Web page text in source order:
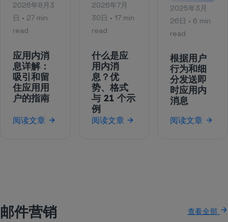
2026年8月3
日 • 27 min
read
应用内消
息详解：
吸引和留
住应用用
户的指南
阅读文章
2026年7月
30日 • 17 min
read
什么是应
用内消
息？优
势、格式
与 21 个示
例
阅读文章
2025年3月
26日 • 6 min
read
根据用户
行为和细
分发送即
时应用内
消息
阅读文章
邮件营销 查看全部